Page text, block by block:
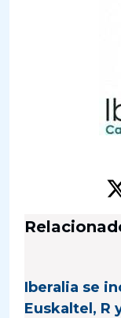
Iberalia se
Euskaltel, R